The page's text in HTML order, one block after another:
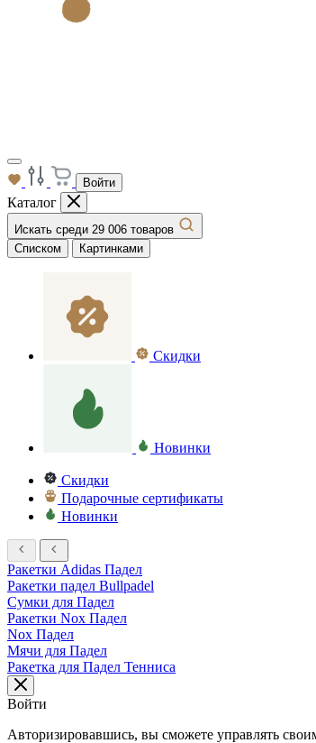
Войти
Каталог
Искать среди 29 006 товаров
Списком
Картинками
Скидки
Новинки
Скидки
Подарочные сертификаты
Новинки
Ракетки Adidas Падел
Ракетки падел Bullpadel
Сумки для Падел
Ракетки Nox Падел
Nox Падел
Мячи для Падел
Ракетка для Падел Тенниса
Войти
Авторизировавшись, вы сможете управлять